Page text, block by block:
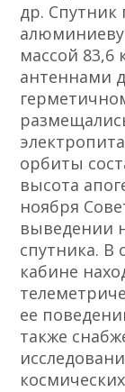
др. Спутник
массой
антеннами
орбиты
высота
ноября
выведении
спутника. В
кабине
ее
также